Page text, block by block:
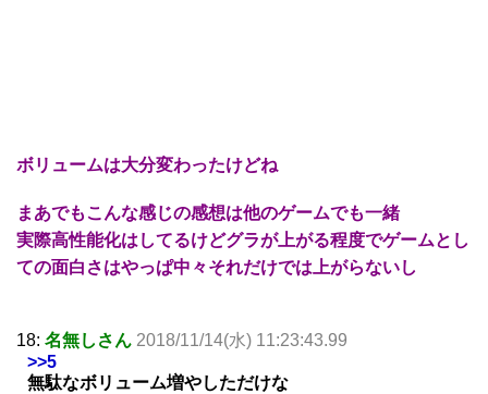
ボリュームは大分変わったけどね
まあでもこんな感じの感想は他のゲームでも一緒
実際高性能化はしてるけどグラが上がる程度でゲームとし
ての面白さはやっぱ中々それだけでは上がらないし
18: 名無しさん 2018/11/14(水) 11:23:43.99
>>5
無駄なボリューム増やしただけな